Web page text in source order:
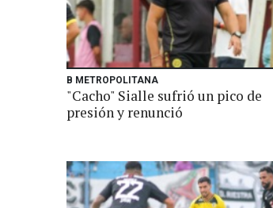
B METROPOLITANA
"Cacho" Sialle sufrió un pico de
presión y renunció